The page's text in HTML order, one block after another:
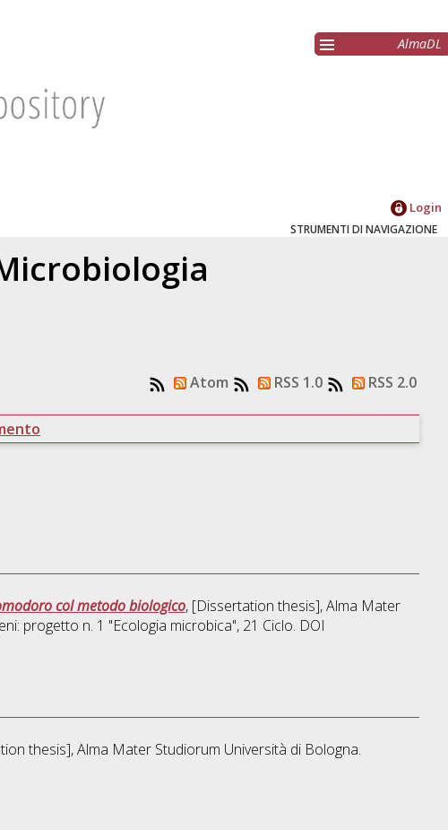
AlmaDL
Login
STRUMENTI DI NAVIGAZIONE
Atom RSS 1.0 RSS 2.0
col metodo biologico, [Dissertation thesis], Alma Mater
progetto n. 1 "Ecologia microbica", 21 Ciclo. DOI
thesis], Alma Mater Studiorum Università di Bologna.